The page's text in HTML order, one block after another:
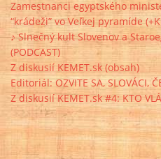
Zamestnanci egyptského
“krádeži” vo Veľkej pyramíde
♪ Slnečný kult Slovenov a
(PODCAST)
Z diskusií KEMET.sk (obsah)
Editoriál: OZVITE SA, SLOVÁCI,
Z diskusií KEMET.sk #4: KTO